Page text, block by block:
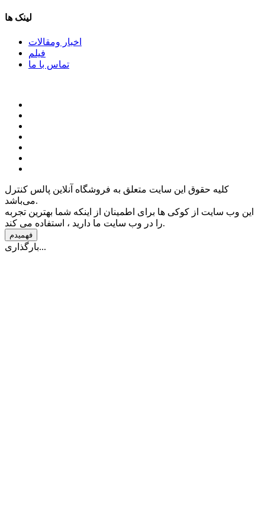
لینک ها
اخبار ومقالات
فیلم
تماس با ما
کلیه حقوق این سایت متعلق به فروشگاه آنلاین پالس کنترل
می‌باشد.
این وب سایت از کوکی ها برای اطمینان از اینکه شما بهترین تجربه
را در وب سایت ما دارید ، استفاده می کند.
فهمیدم
بارگذاری...